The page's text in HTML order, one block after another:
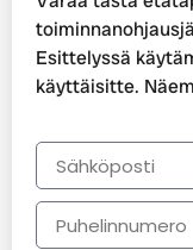
Esittelyssä
käyttäisitte.